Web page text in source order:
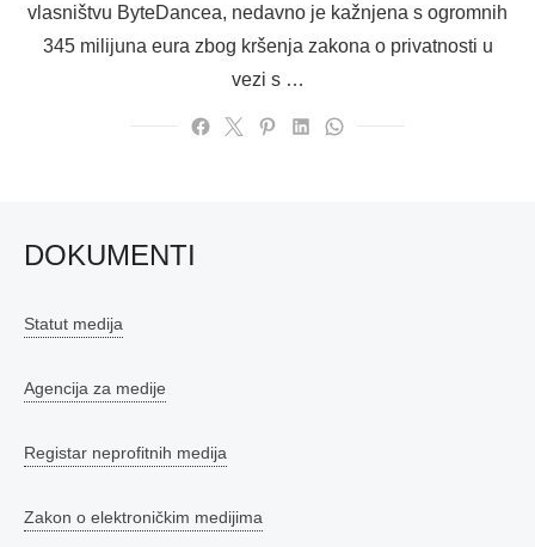
vlasništvu ByteDancea, nedavno je kažnjena s ogromnih
345 milijuna eura zbog kršenja zakona o privatnosti u
vezi s …
DOKUMENTI
Statut medija
Agencija za medije
Registar neprofitnih medija
Zakon o elektroničkim medijima